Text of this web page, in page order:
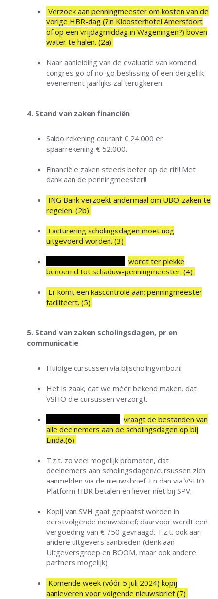
Verzoek aan penningmeester om kosten van de
vorige HBR-dag (?in Kloosterhotel Amersfoort
of op een vrijdagmiddag in Wageningen?) boven
water te halen. (2a)
Naar aanleiding van de evaluatie van komend
congres go of no-go beslissing of een dergelijk
evenement jaarlijks zal terugkeren.
4. Stand van zaken financiën
Saldo rekening courant € 24.000 en
spaarrekening € 52.000.
Financiële zaken steeds beter op de rit!! Met
dank aan de penningmeester!!
ING Bank verzoekt andermaal om UBO-zaken te
regelen. (2b)
Facturering scholingsdagen moet nog
uitgevoerd worden. (3)
wordt ter plekke
benoemd tot schaduw-penningmeester. (4)
Er komt een kascontrole aan; penningmeester
faciliteert. (5)
5. Stand van zaken scholingsdagen, pr en
communicatie
Huidige cursussen via bijscholingvmbo.nl.
Het is zaak, dat we méér bekend maken, dat
VSHO die cursussen verzorgt.
vraagt de bestanden van
alle deelnemers aan de scholingsdagen op bij
Linda.(6)
T.z.t. zo veel mogelijk promoten, dat
deelnemers aan scholingsdagen/cursussen zich
aanmelden via de nieuwsbrief. En dan via VSHO
Platform HBR betalen en liever níet bij SPV.
Kopij van SVH gaat geplaatst worden in
eerstvolgende nieuwsbrief; daarvoor wordt een
vergoeding van € 750 gevraagd. T.z.t. ook aan
andere uitgevers aanbieden (denk aan
Uitgeversgroep en BOOM, maar ook andere
partners mogelijk)
Komende week (vóór 5 juli 2024) kopij
aanleveren voor volgende nieuwsbrief (7)